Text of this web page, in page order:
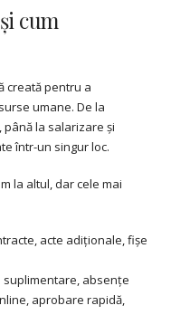
cum
creată pentru a
umane. De la
la salarizare și
într-un singur loc.
la altul, dar cele mai
acte adiționale, fișe
suplimentare, absențe
aprobare rapidă,